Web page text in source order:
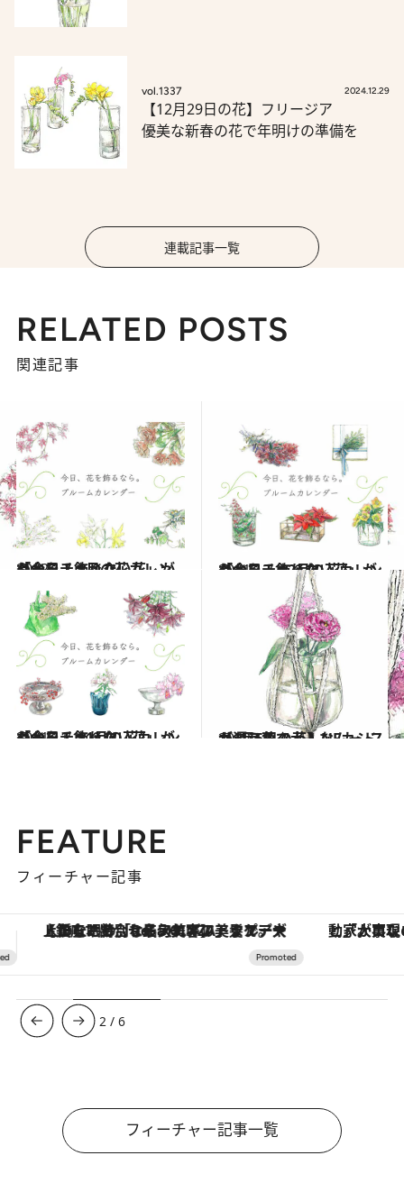
vol.1337 2024.12.29
【12月29日の花】フリージア
優美な新春の花で年明けの準備を
連載記事一覧
RELATED POSTS
関連記事
2022.1.1
「今日、飾りたい花」がわかる！ 1月の花カレンダーをチェック
ライフスタイル 2021.12.1
「今日、飾りたい花」がわかる！ 12月の花カレンダーをチェック
ライフスタイル
2021.11.1
「今日、飾りたい花」がわかる！ 11月の花カレンダーをチェック
ライフスタイル 2022.1.5
【1月5日の花】NFカシス カシス色で大人なムードが漂う花
ライフスタイル
FEATURE
フィーチャー記事
「大事なのは地域の意識を変えること」。ロレックス賞受賞の自然保護活動家が実現させたナイジェリアの自然環境の復活 ヴァシュロン・コンスタンタ
3 /6
フィーチャー記事一覧